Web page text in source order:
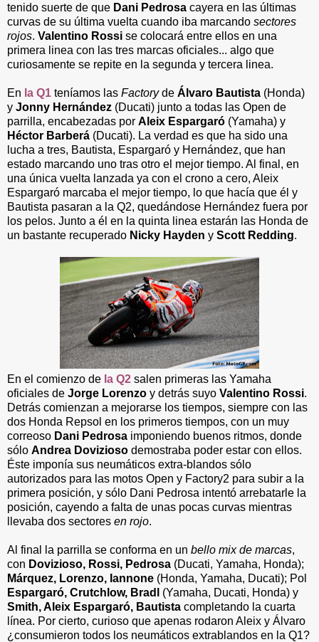
tenido suerte de que Dani Pedrosa cayera en las últimas
curvas de su última vuelta cuando iba marcando sectores
rojos. Valentino Rossi se colocará entre ellos en una
primera linea con las tres marcas oficiales... algo que
curiosamente se repite en la segunda y tercera linea.
En la Q1 teníamos las Factoryde Álvaro Bautista (Honda)
y Jonny Hernández (Ducati) junto a todas las Open de
parrilla, encabezadas por Aleix Espargaró (Yamaha) y
Héctor Barberá (Ducati). La verdad es que ha sido una
lucha a tres, Bautista, Espargaró y Hernández, que han
estado marcando uno tras otro el mejor tiempo. Al final, en
una única vuelta lanzada ya con el crono a cero, Aleix
Espargaró marcaba el mejor tiempo, lo que hacía que él y
Bautista pasaran a la Q2, quedándose Hernández fuera por
los pelos. Junto a él en la quinta linea estarán las Honda de
un bastante recuperado Nicky Hayden y Scott Redding.
En el comienzo de la Q2 salen primeras las Yamaha
oficiales de Jorge Lorenzo y detrás suyo Valentino Rossi.
Detrás comienzan a mejorarse los tiempos, siempre con las
dos Honda Repsol en los primeros tiempos, con un muy
correoso Dani Pedrosa imponiendo buenos ritmos, donde
sólo Andrea Dovizioso demostraba poder estar con ellos.
Éste imponía sus neumáticos extra-blandos sólo
autorizados para las motos Open y Factory2 para subir a la
primera posición, y sólo Dani Pedrosa intentó arrebatarle la
posición, cayendo a falta de unas pocas curvas mientras
llevaba dos sectores en rojo.
Al final la parrilla se conforma en un bello mix de marcas,
con Dovizioso, Rossi, Pedrosa (Ducati, Yamaha, Honda);
Márquez, Lorenzo, Iannone (Honda, Yamaha, Ducati); Pol
Espargaró, Crutchlow, Bradl
(Yamaha, Ducati, Honda) y
Smith, Aleix Espargaró, Bautista completando la cuarta
línea. Por cierto, curioso que apenas rodaron Aleix y Álvaro
¿consumieron todos los neumáticos extrablandos en la Q1?